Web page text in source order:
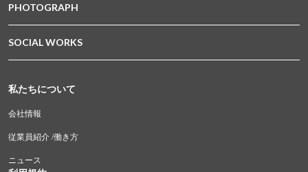
PHOTOGRAPH
SOCIAL WORKS
私たちについて
会社情報
従業員紹介 /働き方
ニュース